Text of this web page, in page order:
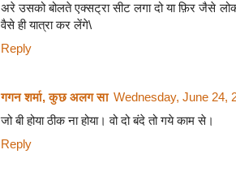
अरे उसको बोलते एक्सट्रा सीट लगा दो या फ़िर जैसे
वैसे ही यात्रा कर लेंगे\
Reply
गगन शर्मा, कुछ अलग सा Wednesday, June 24,
जो बी होया ठीक ना होया। वो दो बंदे तो गये काम से।
Reply